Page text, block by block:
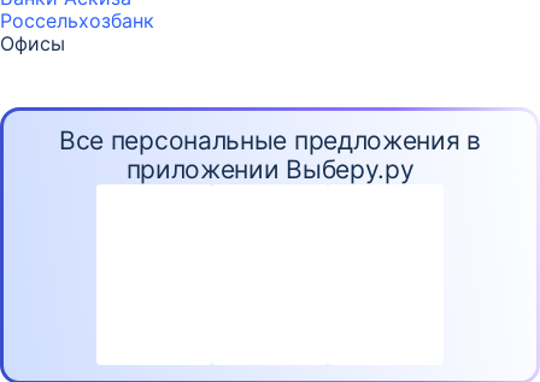
Россельхозбанк
Офисы
Все персональные предложения в
приложении Выберу.ру